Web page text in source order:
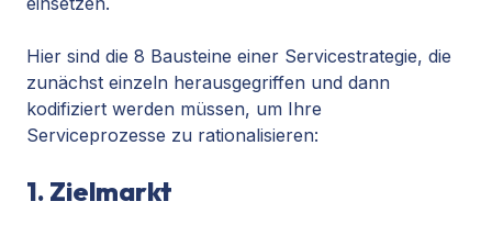
Hier sind die 8 Bausteine einer Servicestrategie, die
zunächst einzeln herausgegriffen und dann
kodifiziert werden müssen, um Ihre
Serviceprozesse zu rationalisieren:
1. Zielmarkt